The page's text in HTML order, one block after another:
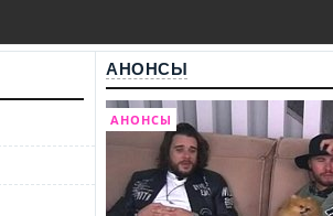
АНОНСЫ
АНОНСЫ